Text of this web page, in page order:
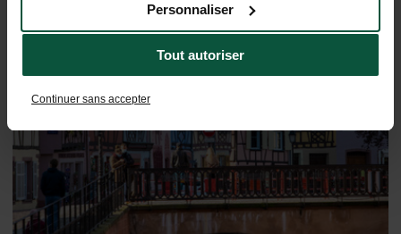
Tout autoriser
Personnaliser
Continuer sans accepter
De regio ontdekken